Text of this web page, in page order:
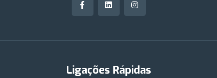
Ligações Rápidas